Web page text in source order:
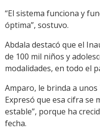
“El sistema funciona y
óptima”, sostuvo.
Abdala destacó que el
de 100 mil niños y
modalidades, en todo el
Amparo, le brinda a unos
Expresó que esa cifra se
estable”, porque ha
fecha.